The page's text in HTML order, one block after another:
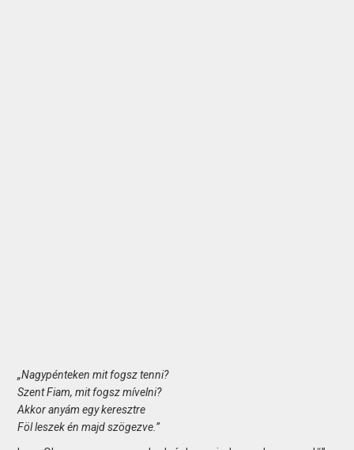
„Nagypénteken mit fogsz tenni?
Szent Fiam, mit fogsz mívelni?
Akkor anyám egy keresztre
Föl leszek én majd szögezve.”